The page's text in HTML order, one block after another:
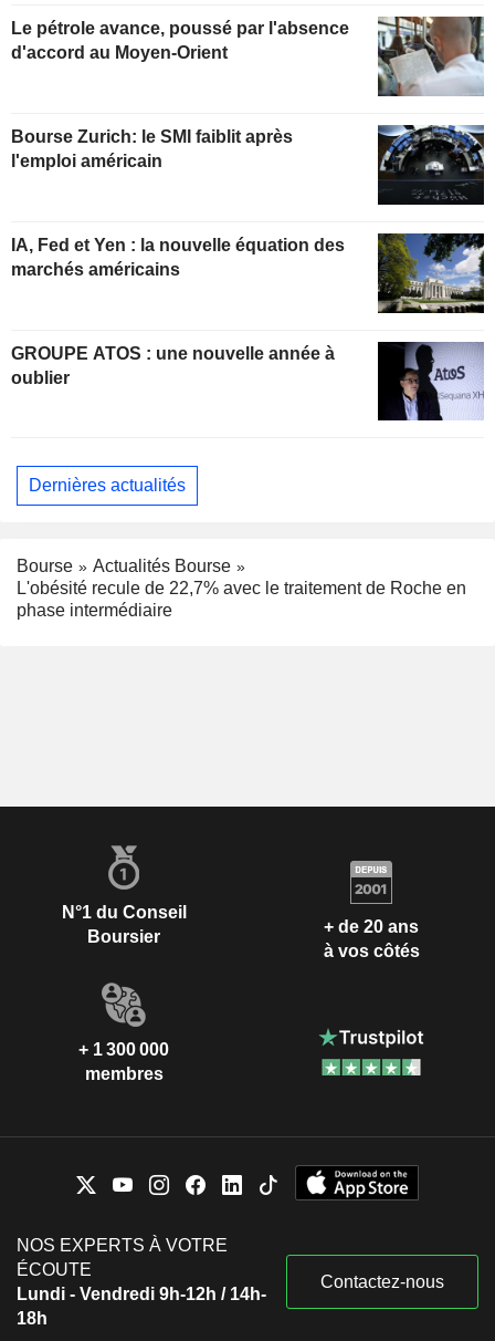
Le pétrole avance, poussé par l'absence
d'accord au Moyen-Orient
Bourse Zurich: le SMI faiblit après
l'emploi américain
IA, Fed et Yen : la nouvelle équation des
marchés américains
GROUPE ATOS : une nouvelle année à
oublier
Dernières actualités
Bourse
Actualités Bourse
L'obésité recule de 22,7% avec le traitement de Roche en
phase intermédiaire
N°1 du Conseil
Boursier
+ de 20 ans
à vos côtés
+ 1 300 000
membres
NOS EXPERTS À VOTRE
ÉCOUTE
Lundi - Vendredi 9h-12h / 14h-
18h
Contactez-nous